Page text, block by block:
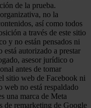
de la prueba.
no la
así como todos
a través de este sitio
y no están pensados ni
autorizado a prestar
asesor jurídico o
antes de tomar
sitio web de Facebook ni
web no está respaldado
una marca de Meta
de remarketing de Google